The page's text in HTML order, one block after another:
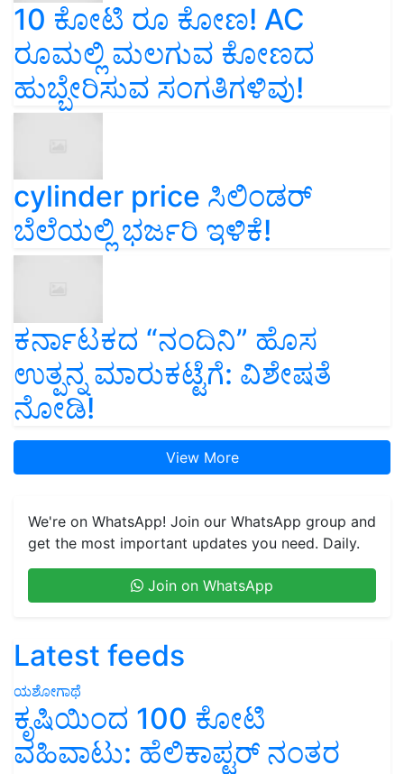
10 ಕೋಟಿ ರೂ ಕೋಣ! AC
ರೂಮಲ್ಲಿ ಮಲಗುವ ಕೋಣದ
ಹುಬ್ಬೇರಿಸುವ ಸಂಗತಿಗಳಿವು!
cylinder price ಸಿಲಿಂಡರ್‌
ಬೆಲೆಯಲ್ಲಿ ಭರ್ಜರಿ ಇಳಿಕೆ!
ಕರ್ನಾಟಕದ “ನಂದಿನಿ” ಹೊಸ
ಉತ್ಪನ್ನ ಮಾರುಕಟ್ಟೆಗೆ: ವಿಶೇಷತೆ
ನೋಡಿ!
View More
We're on WhatsApp! Join our WhatsApp group and
get the most important updates you need. Daily.
Join on WhatsApp
Latest feeds
ಯಶೋಗಾಥೆ
ಕೃಷಿಯಿಂದ 100 ಕೋಟಿ
ವಹಿವಾಟು: ಹೆಲಿಕಾಪ್ಟರ್ ನಂತರ